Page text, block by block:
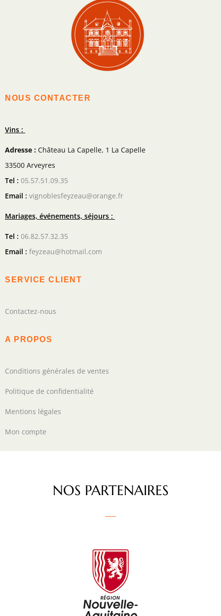
NOUS CONTACTER
Vins :
Adresse : Château La Capelle, 1 La Capelle
33500 Arveyres
Tel : 05.57.51.09.35
Email : vignoblesfeyzeau@orange.fr
Mariages, événements, séjours :
Tel : 06.82.57.32.35
Email : feyzeau@hotmail.com
SERVICE CLIENT
Contactez-nous
A PROPOS
Conditions générales de ventes
Politique de confidentialité
Mentions légales
Mon compte
NOS PARTENAIRES